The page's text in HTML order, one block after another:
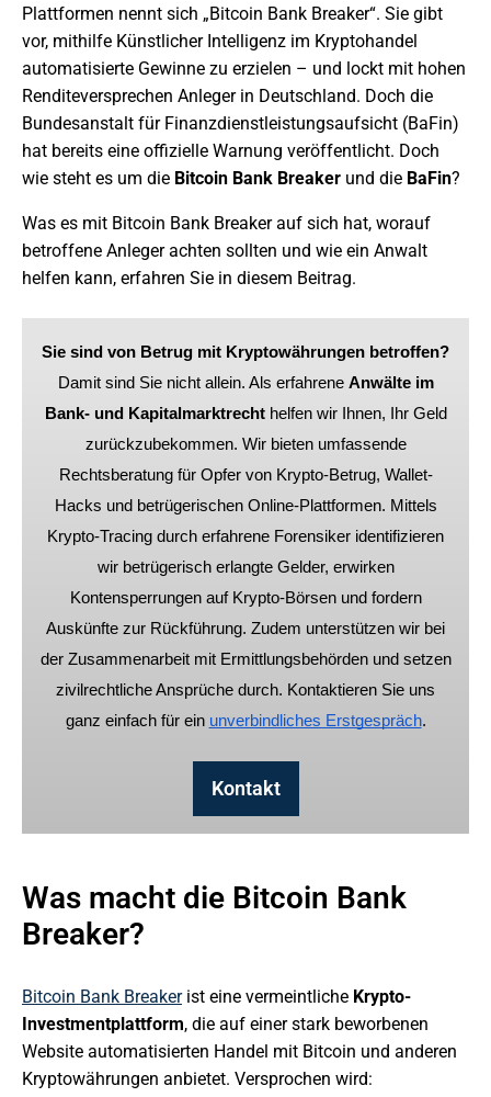
Plattformen nennt sich „Bitcoin Bank Breaker“. Sie gibt
vor, mithilfe Künstlicher Intelligenz im Kryptohandel
automatisierte Gewinne zu erzielen – und lockt mit hohen
Renditeversprechen Anleger in Deutschland. Doch die
Bundesanstalt für Finanzdienstleistungsaufsicht (BaFin)
hat bereits eine offizielle Warnung veröffentlicht. Doch
wie steht es um die Bitcoin Bank Breaker und die BaFin?
Was es mit Bitcoin Bank Breaker auf sich hat, worauf
betroffene Anleger achten sollten und wie ein Anwalt
helfen kann, erfahren Sie in diesem Beitrag.
Sie sind von Betrug mit Kryptowährungen betroffen?
Damit sind Sie nicht allein. Als erfahrene Anwälte im
Bank- und Kapitalmarktrechthelfen wir Ihnen, Ihr Geld
zurückzubekommen. Wir bieten umfassende
Rechtsberatung für Opfer von Krypto-Betrug, Wallet-
Hacks und betrügerischen Online-Plattformen. Mittels
Krypto-Tracing durch erfahrene Forensiker identifizieren
wir betrügerisch erlangte Gelder, erwirken
Kontensperrungen auf Krypto-Börsen und fordern
Auskünfte zur Rückführung. Zudem unterstützen wir bei
der Zusammenarbeit mit Ermittlungsbehörden und setzen
zivilrechtliche Ansprüche durch. Kontaktieren Sie uns
ganz einfach für ein unverbindliches Erstgespräch.
Kontakt
Was macht die Bitcoin Bank
Breaker?
Bitcoin Bank Breakerist eine vermeintliche Krypto-
Investmentplattform, die auf einer stark beworbenen
Website automatisierten Handel mit Bitcoin und anderen
Kryptowährungen anbietet. Versprochen wird: